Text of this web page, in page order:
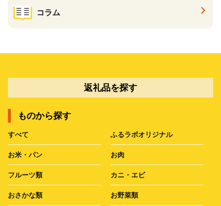
コラム
返礼品を探す
ものから探す
すべて ふるラボオリジナル
お米・パン お肉
フルーツ類 カニ・エビ
おさかな類 お野菜類